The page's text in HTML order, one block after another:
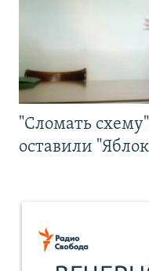
"Сломать
оставили